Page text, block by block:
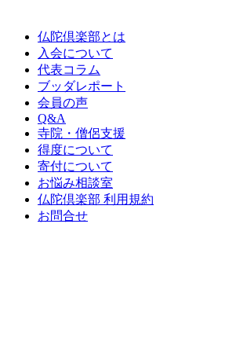
仏陀倶楽部とは
入会について
代表コラム
ブッダレポート
会員の声
Q&A
寺院・僧侶支援
得度について
寄付について
お悩み相談室
仏陀倶楽部 利用規約
お問合せ